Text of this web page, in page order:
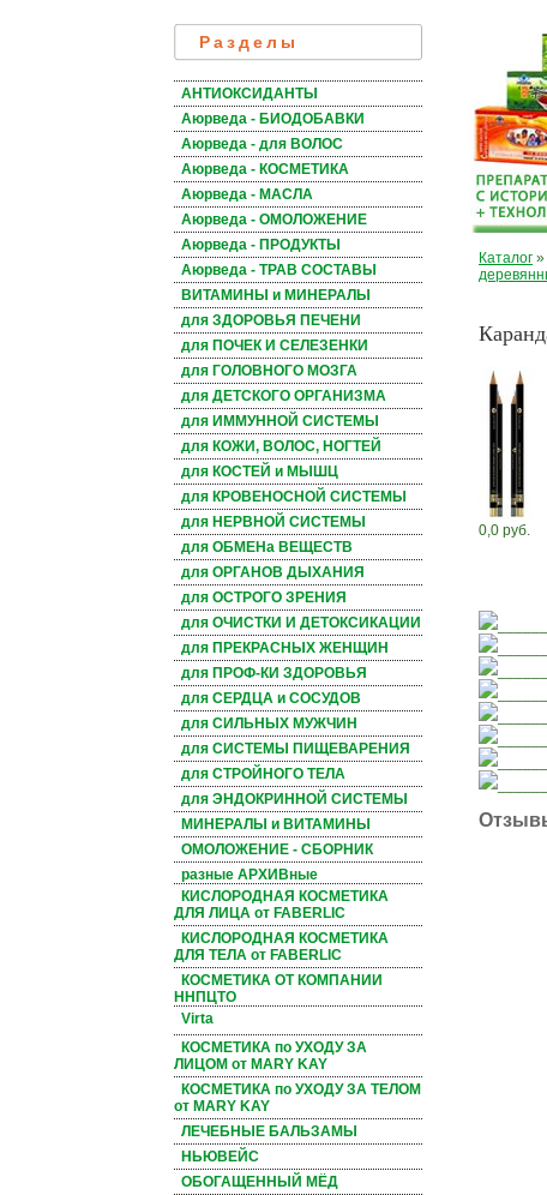
Разделы
АНТИОКСИДАНТЫ
Аюрведа - БИОДОБАВКИ
Аюрведа - для ВОЛОС
Аюрведа - КОСМЕТИКА
Аюрведа - МАСЛА
Аюрведа - ОМОЛОЖЕНИЕ
Аюрведа - ПРОДУКТЫ
Аюрведа - ТРАВ СОСТАВЫ
ВИТАМИНЫ и МИНЕРАЛЫ
для ЗДОРОВЬЯ ПЕЧЕНИ
для ПОЧЕК И СЕЛЕЗЕНКИ
для ГОЛОВНОГО МОЗГА
для ДЕТСКОГО ОРГАНИЗМА
для ИММУННОЙ СИСТЕМЫ
для КОЖИ, ВОЛОС, НОГТЕЙ
для КОСТЕЙ и МЫШЦ
для КРОВЕНОСНОЙ СИСТЕМЫ
для НЕРВНОЙ СИСТЕМЫ
для ОБМЕНа ВЕЩЕСТВ
для ОРГАНОВ ДЫХАНИЯ
для ОСТРОГО ЗРЕНИЯ
для ОЧИСТКИ И ДЕТОКСИКАЦИИ
для ПРЕКРАСНЫХ ЖЕНЩИН
для ПРОФ-КИ ЗДОРОВЬЯ
для СЕРДЦА и СОСУДОВ
для СИЛЬНЫХ МУЖЧИН
для СИСТЕМЫ ПИЩЕВАРЕНИЯ
для СТРОЙНОГО ТЕЛА
для ЭНДОКРИННОЙ СИСТЕМЫ
МИНЕРАЛЫ и ВИТАМИНЫ
ОМОЛОЖЕНИЕ - СБОРНИК
разные АРХИВные
КИСЛОРОДНАЯ КОСМЕТИКА
ДЛЯ ЛИЦА от FABERLIC
КИСЛОРОДНАЯ КОСМЕТИКА
ДЛЯ ТЕЛА от FABERLIC
КОСМЕТИКА ОТ КОМПАНИИ
ННПЦТО
Virta
КОСМЕТИКА по УХОДУ ЗА
ЛИЦОМ от MARY KAY
КОСМЕТИКА по УХОДУ ЗА ТЕЛОМ
от MARY KAY
ЛЕЧЕБНЫЕ БАЛЬЗАМЫ
НЬЮВЕЙС
ОБОГАЩЕННЫЙ МЁД
Каталог »
0,0 руб.